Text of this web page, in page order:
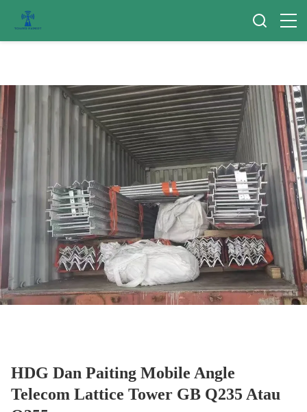
HDG Dan Paiting Mobile Angle
Telecom Lattice Tower GB Q235 Atau